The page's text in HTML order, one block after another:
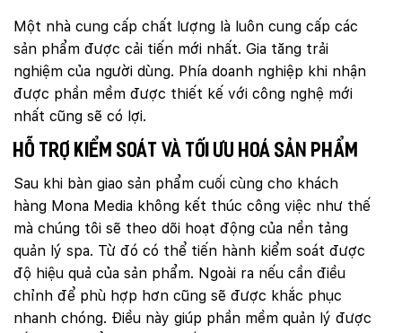
Một nhà cung cấp chất lượng là luôn cung cấp các
sản phẩm được cải tiến mới nhất. Gia tăng trải
nghiệm của người dùng. Phía doanh nghiệp khi nhận
được phần mềm được thiết kế với công nghệ mới
nhất cũng sẽ có lợi.
Hỗ trợ kiểm soát và tối ưu hoá sản phẩm
Sau khi bàn giao sản phẩm cuối cùng cho khách
hàng Mona Media không kết thúc công việc như thế
mà chúng tôi sẽ theo dõi hoạt động của nền tảng
quản lý spa. Từ đó có thể tiến hành kiểm soát được
độ hiệu quả của sản phẩm. Ngoài ra nếu cần điều
chỉnh để phù hợp hơn cũng sẽ được khắc phục
nhanh chóng. Điều này giúp phần mềm quản lý được